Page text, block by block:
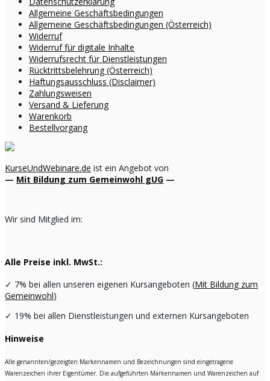
Allgemeine Geschäftsbedingungen
Allgemeine Geschäftsbedingungen (Österreich)
Widerruf
Widerruf für digitale Inhalte
Widerrufsrecht für Dienstleistungen
Rücktrittsbelehrung (Österreich)
Haftungsausschluss (Disclaimer)
Zahlungsweisen
Versand & Lieferung
Warenkorb
Bestellvorgang
KurseUndWebinare.de ist ein Angebot von
— Mit Bildung zum Gemeinwohl gUG —
Wir sind Mitglied im:
Alle Preise inkl. MwSt.:
✓ 7% bei allen unseren eigenen Kursangeboten (Mit Bildung zum
Gemeinwohl)
✓ 19% bei allen Dienstleistungen und externen Kursangeboten
Hinweise
Alle genannten/gezeigten Markennamen und Bezeichnungen sind eingetragene
Warenzeichen ihrer Eigentümer. Die aufgeführten Markennamen und Warenzeichen auf